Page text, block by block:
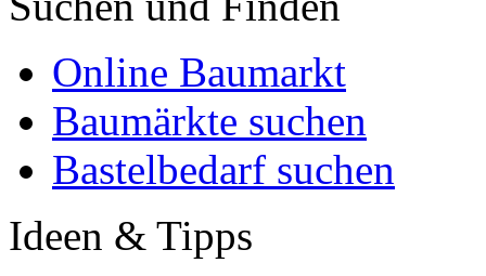
Online Baumarkt
Baumärkte suchen
Bastelbedarf suchen
Ideen & Tipps